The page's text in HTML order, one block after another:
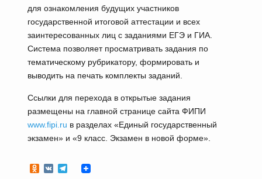
для ознакомления будущих участников
государственной итоговой аттестации и всех
заинтересованных лиц с заданиями ЕГЭ и ГИА.
Система позволяет просматривать задания по
тематическому рубрикатору, формировать и
выводить на печать комплекты заданий.
Ссылки для перехода в открытые задания
размещены на главной странице сайта ФИПИ
www.fipi.ru в разделах «Единый государственный
экзамен» и «9 класс. Экзамен в новой форме».
Odnoklassniki
VKTelegram